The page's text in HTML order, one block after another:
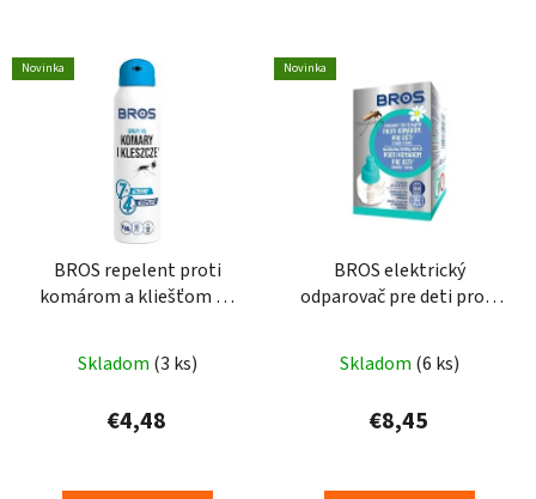
Novinka
BROS repelent proti
komárom a kliešťom 90
Skladom (3 ks)
€4,48
Novinka
BROS elektrický
odparovač pre deti proti
Skladom (6 ks)
€8,45